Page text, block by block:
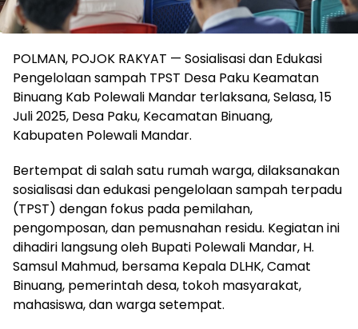
POLMAN, POJOK RAKYAT — Sosialisasi dan Edukasi
Pengelolaan sampah TPST Desa Paku Keamatan
Binuang Kab Polewali Mandar terlaksana, Selasa, 15
Juli 2025, Desa Paku, Kecamatan Binuang,
Kabupaten Polewali Mandar.
Bertempat di salah satu rumah warga, dilaksanakan
sosialisasi dan edukasi pengelolaan sampah terpadu
(TPST) dengan fokus pada pemilahan,
pengomposan, dan pemusnahan residu. Kegiatan ini
dihadiri langsung oleh Bupati Polewali Mandar, H.
Samsul Mahmud, bersama Kepala DLHK, Camat
Binuang, pemerintah desa, tokoh masyarakat,
mahasiswa, dan warga setempat.